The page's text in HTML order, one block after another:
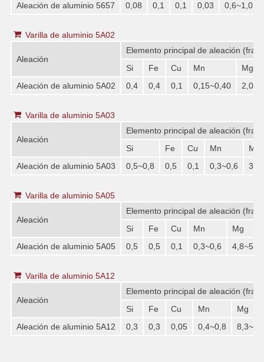
Aleación de aluminio 5657
0,08 0,1 0,1 0,03 0,6~1,0
Varilla de aluminio 5A02
Aleación
Elemento principal de aleación
Si
Fe Cu Mn
Mg
Aleación de aluminio 5A02
0,4 0,4 0,1 0,15~0,40
Varilla de aluminio 5A03
Aleación
Elemento principal de aleación
Si
Fe Cu Mn
Mg
Aleación de aluminio 5A03
0,5~0,8 0,5 0,1 0,3~0,6
Varilla de aluminio 5A05
Aleación
Elemento principal de aleación
Si
Fe Cu Mn
Mg
Aleación de aluminio 5A05
0,5 0,5 0,1 0,3~0,6 4,8~5,5
Varilla de aluminio 5A12
Aleación
Elemento principal de aleación
Si
Fe Cu Mn
Mg
Aleación de aluminio 5A12
0,3 0,3 0,05 0,4~0,8